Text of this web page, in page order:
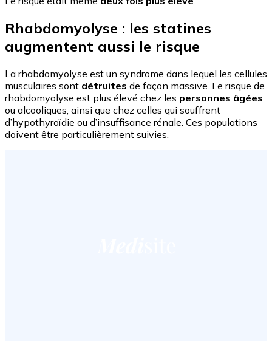
Rhabdomyolyse : les statines
augmentent aussi le risque
La rhabdomyolyse est un syndrome dans lequel les cellules
musculaires sont détruites de façon massive. Le risque de
rhabdomyolyse est plus élevé chez les personnes âgées
ou alcooliques, ainsi que chez celles qui souffrent
d’hypothyroïdie ou d’insuffisance rénale. Ces populations
doivent être particulièrement suivies.